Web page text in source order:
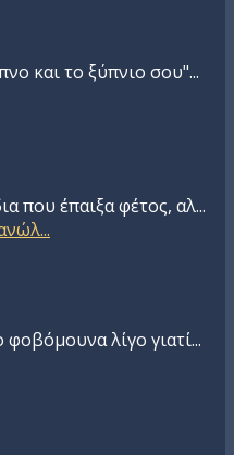
και το ξύπνιο σου"...
που έπαιξα φέτος, αλ...
λίγο γιατί...